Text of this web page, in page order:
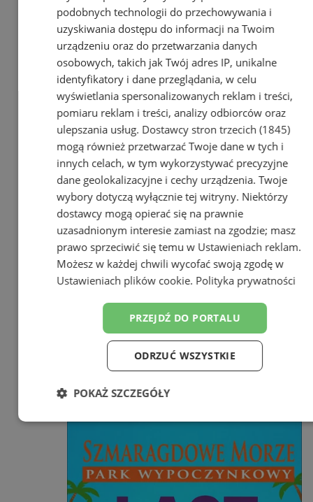
Różne
Ożyw sypialnię z nowymi
poszewkami na poduszki!
2026-06-03 14:17
reklama
Najnowsze ogłoszenia
Akcje Nitro-Erg kupię
podobnych technologii do przechowywania i
uzyskiwania dostępu do informacji na Twoim
urządzeniu oraz do przetwarzania danych
osobowych, takich jak Twój adres IP, unikalne
identyfikatory i dane przeglądania, w celu
wyświetlania spersonalizowanych reklam i treści,
pomiaru reklam i treści, analizy odbiorców oraz
ulepszania usług. Dostawcy stron trzecich (1845)
mogą również przetwarzać Twoje dane w tych i
innych celach, w tym wykorzystywać precyzyjne
dane geolokalizacyjne i cechy urządzenia. Twoje
wybory dotyczą wyłącznie tej witryny. Niektórzy
dostawcy mogą opierać się na prawnie
uzasadnionym interesie zamiast na zgodzie; masz
prawo sprzeciwić się temu w Ustawieniach reklam.
Możesz w każdej chwili wycofać swoją zgodę w
Ustawieniach plików cookie. Polityka prywatności
PRZEJDŹ DO PORTALU
ODRZUĆ WSZYSTKIE
POKAŻ SZCZEGÓŁY
Niezbędne Wydajność Targetowanie
Funkcjonalność Niesklasyfikowane